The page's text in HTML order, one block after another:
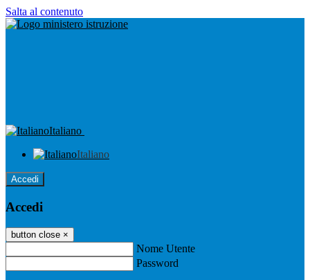
Salta al contenuto
Italiano
Italiano
Accedi
Accedi
button close ×
Nome Utente
Password